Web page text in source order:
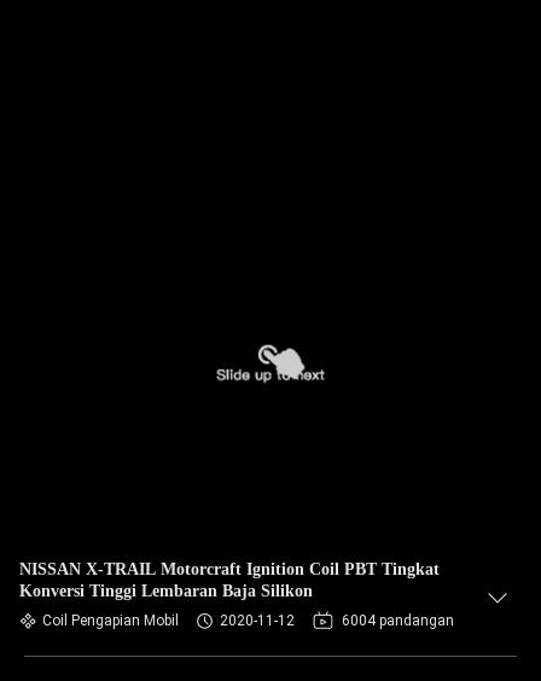
NISSAN X-TRAIL Motorcraft Ignition Coil PBT Tingkat
Konversi Tinggi Lembaran Baja Silikon
Coil Pengapian Mobil 2020-11-12 6004 pandangan